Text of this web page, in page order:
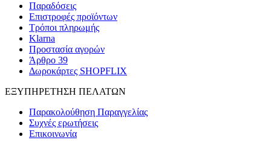
Παραδόσεις
Επιστροφές προϊόντων
Τρόποι πληρωμής
Klarna
Προστασία αγορών
Άρθρο 39
Δωροκάρτες SHOPFLIX
ΕΞΥΠΗΡΕΤΗΣΗ ΠΕΛΑΤΩΝ
Παρακολούθηση Παραγγελίας
Συχνές ερωτήσεις
Επικοινωνία